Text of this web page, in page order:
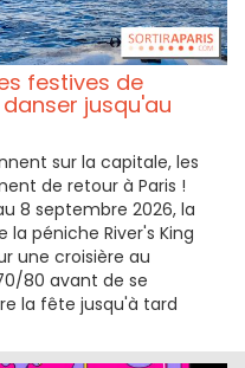
festives de
jusqu'au
sur la capitale, les
de retour à Paris !
8 septembre 2026, la
la péniche River's King
une croisière au
80 avant de se
la fête jusqu'à tard